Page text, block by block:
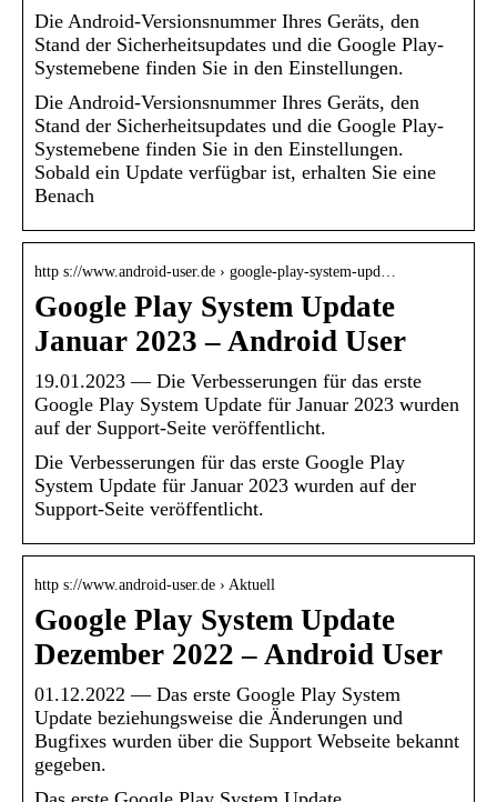
Die Android-Versionsnummer Ihres Geräts, den
Stand der Sicherheitsupdates und die Google Play-
Systemebene finden Sie in den Einstellungen.
Die Android-Versionsnummer Ihres Geräts, den
Stand der Sicherheitsupdates und die Google Play-
Systemebene finden Sie in den Einstellungen.
Sobald ein Update verfügbar ist, erhalten Sie eine
Benach
http s://www.android-user.de › google-play-system-upd…
Google Play System Update
Januar 2023 – Android User
19.01.2023 — Die Verbesserungen für das erste
Google Play System Update für Januar 2023 wurden
auf der Support-Seite veröffentlicht.
Die Verbesserungen für das erste Google Play
System Update für Januar 2023 wurden auf der
Support-Seite veröffentlicht.
http s://www.android-user.de › Aktuell
Google Play System Update
Dezember 2022 – Android User
01.12.2022 — Das erste Google Play System
Update beziehungsweise die Änderungen und
Bugfixes wurden über die Support Webseite bekannt
gegeben.